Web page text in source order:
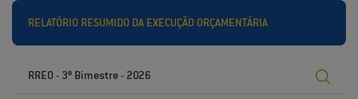
RELATÓRIO RESUMIDO DA EXECUÇÃO ORÇAMENTÁRIA
RREO - 3º Bimestre - 2026